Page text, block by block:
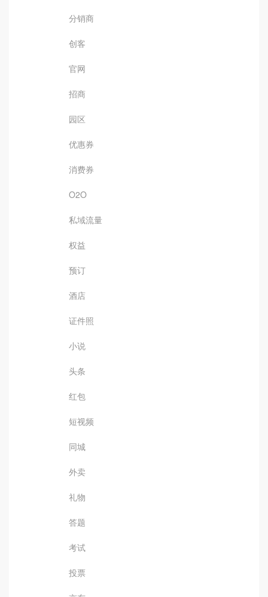
分销商
创客
官网
招商
园区
优惠券
消费券
O2O
私域流量
权益
预订
酒店
证件照
小说
头条
红包
短视频
同城
外卖
礼物
答题
考试
投票